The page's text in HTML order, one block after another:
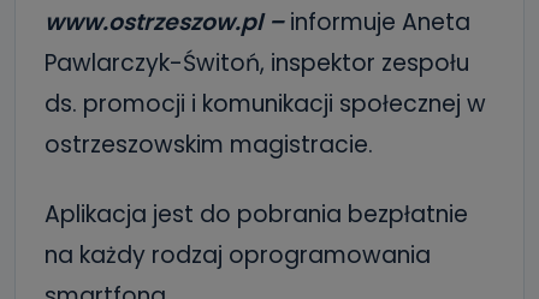
www.ostrzeszow.pl –informuje Aneta
Pawlarczyk-Świtoń, inspektor zespołu
ds. promocji i komunikacji społecznej w
ostrzeszowskim magistracie.
Aplikacja jest do pobrania bezpłatnie
na każdy rodzaj oprogramowania